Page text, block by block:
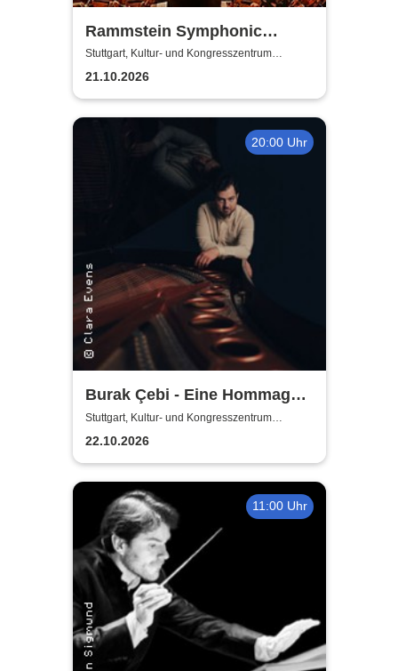
Rammstein Symphonic
Tribute - Herzfeuer
Stuttgart, Kultur- und Kongresszentrum
Liederhalle Stuttgart
21.10.2026
20:00 Uhr
Burak Çebi - Eine Hommage
an Ludovico Einaudi
Stuttgart, Kultur- und Kongresszentrum
Liederhalle Stuttgart
22.10.2026
11:00 Uhr